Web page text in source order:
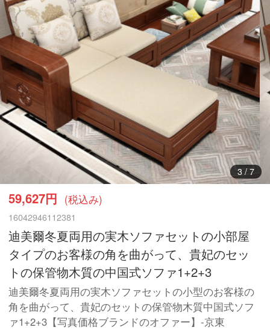
3/ 7
59,627円 (税込み)
16042946112381
迪美爾冬夏両用の実木ソファセットの小部屋
タイプのお客様の角を曲がって、貴妃のセッ
トの保管物木質の中国式ソファ1+2+3
迪美爾冬夏両用の実木ソファセットの小型のお客様の
角を曲がって、貴妃のセットの保管物木質中国式ソフ
ァ1+2+3【写真価格ブランドのオファー】-京東